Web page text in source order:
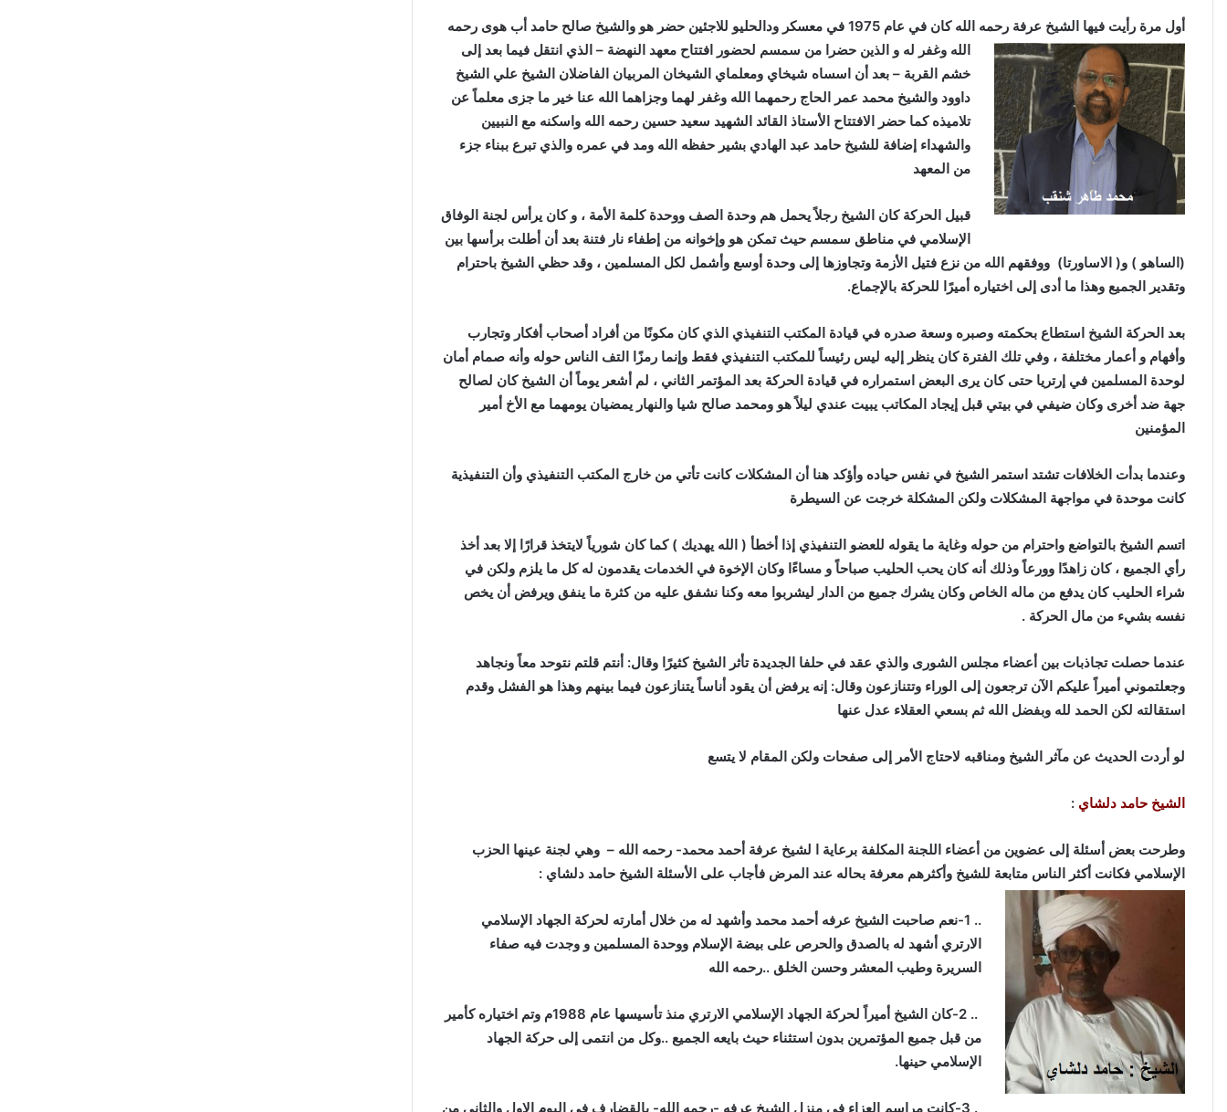
أول مرة رأيت فيها الشيخ عرفة رحمه الله كان في عام 1975 في معسكر ودالحليو للاجئين حضر هو والشيخ صالح حامد أب هوى رحمه
الله وغفر له و الذينحضرا من سمسم لحضور افتتاح معهد النهضة – الذي انتقل فيما بعد إلى
خشم القربة – بعد أن اسساه شيخاي ومعلماي الشيخان المربيان الفاضلان الشيخ علي الشيخ
داوود والشيخ محمد عمر الحاج رحمهما الله وغفر لهما وجزاهما الله عنا خير ما جزى معلماً عن
تلاميذه كما حضر الافتتاح الأستاذ القائد الشهيد سعيد حسين رحمه الله واسكنه مع النبيين
والشهداء إضافة للشيخ حامد عبد الهادي بشير حفظه الله ومد في عمره والذي تبرع ببناء جزء
من المعهد
قبيل الحركة كان الشيخ رجلاً يحمل هم وحدة الصف ووحدة كلمة الأمة ، و كان يرأس لجنة الوفاق
الإسلامي في مناطق سمسم حيث تمكن هو وإخوانه من إطفاء نار فتنة بعد أن أطلت برأسها بين
(الساهو ) و( الاساورتا) ووفقهم الله من نزع فتيل الأزمة وتجاوزها إلى وحدة أوسع وأشمل لكل المسلمين ، وقد حظي الشيخ باحترام
وتقدير الجميع وهذا ما أدى إلى اختياره أميرًا للحركة بالإجماع.
بعد الحركة الشيخ استطاع بحكمته وصبره وسعة صدره في قيادة المكتب التنفيذي الذي كان مكونًا من أفراد أصحاب أفكار وتجارب
وأفهام و أعمار مختلفة ، وفي تلك الفترة كان ينظر إليه ليس رئيساً للمكتب التنفيذي فقط وإنما رمزًا التف الناس حوله وأنه صمام أمان
لوحدة المسلمين في إرتريا حتى كان يرى البعض استمراره في قيادة الحركة بعد المؤتمر الثاني ، لم أشعر يوماً أن الشيخ كان لصالح
جهة ضد أخرى وكان ضيفي في بيتي قبل إيجاد المكاتب يبيت عندي ليلاً هو ومحمد صالح شيا والنهار يمضيان يومهما مع الأخ أمير
المؤمنين
وعندما بدأت الخلافات تشتد استمر الشيخ في نفس حياده وأؤكد هنا أن المشكلات كانت تأتي من خارج المكتب التنفيذي وأن التنفيذية
كانت موحدة في مواجهة المشكلات ولكن المشكلة خرجت عن السيطرة
اتسم الشيخ بالتواضع واحترام من حوله وغاية ما يقوله للعضو التنفيذي إذا أخطأ ( الله يهديك ) كما كان شورياً لايتخذ قرارًا إلا بعد أخذ
رأي الجميع ، كان زاهدًا وورعاً وذلك أنه كان يحب الحليب صباحاً و مساءًا وكان الإخوة في الخدمات يقدمون له كل ما يلزم ولكن في
شراء الحليب كان يدفع من ماله الخاص وكان يشرك جميع من الدار ليشربوا معه وكنا نشفق عليه من كثرة ما ينفق ويرفض أن يخص
نفسه بشيء من مال الحركة .
عندما حصلت تجاذبات بين أعضاء مجلس الشورى والذي عقد في حلفا الجديدة تأثر الشيخ كثيرًا وقال: أنتم قلتم نتوحد معاً ونجاهد
وجعلتموني أميراً عليكم الآن ترجعون إلى الوراء وتتنازعون وقال: إنه يرفض أن يقود أناساً يتنازعون فيما بينهم وهذا هو الفشل وقدم
استقالته لكن الحمد لله وبفضل الله ثم بسعي العقلاء عدل عنها
لو أردت الحديث عن مآثر الشيخ ومناقبه لاحتاج الأمر إلى صفحات ولكن المقام لا يتسع
الشيخ حامد دلشاي :
وطرحت بعض أسئلة إلى عضوين من أعضاء اللجنة المكلفة برعاية ا لشيخ عرفة أحمد محمد- رحمه الله – وهي لجنة عينها الحزب
الإسلامي فكانت أكثر الناس متابعة للشيخ وأكثرهم معرفة بحاله عند المرض فأجاب على الأسئلة الشيخ حامد دلشاي :
.. 1-نعم صاحبت الشيخ عرفه أحمد محمد وأشهد له من خلال أمارته لحركة الجهاد الإسلامي
الارتري أشهد له بالصدق والحرص على بيضة الإسلام ووحدة المسلمين و وجدت فيه صفاء
السريرة وطيب المعشر وحسن الخلق ..رحمه الله
.. 2-كان الشيخ أميراً لحركة الجهاد الإسلامي الارتري منذ تأسيسها عام 1988م وتم اختياره كأمير
من قبل جميع المؤتمرين بدون استثناء حيث بايعه الجميع ..وكل من انتمى إلى حركة الجهاد
الإسلامي حينها.
. 3-كانت مراسم العزاء في منزل الشيخ عرفه -رحمه الله- بالقضارف في اليوم الاول والثاني من